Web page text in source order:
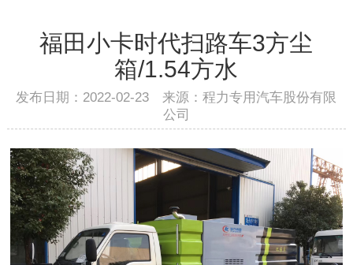
福田小卡时代扫路车3方尘
箱/1.54方水
发布日期：2022-02-23 来源：程力专用汽车股份有限
公司